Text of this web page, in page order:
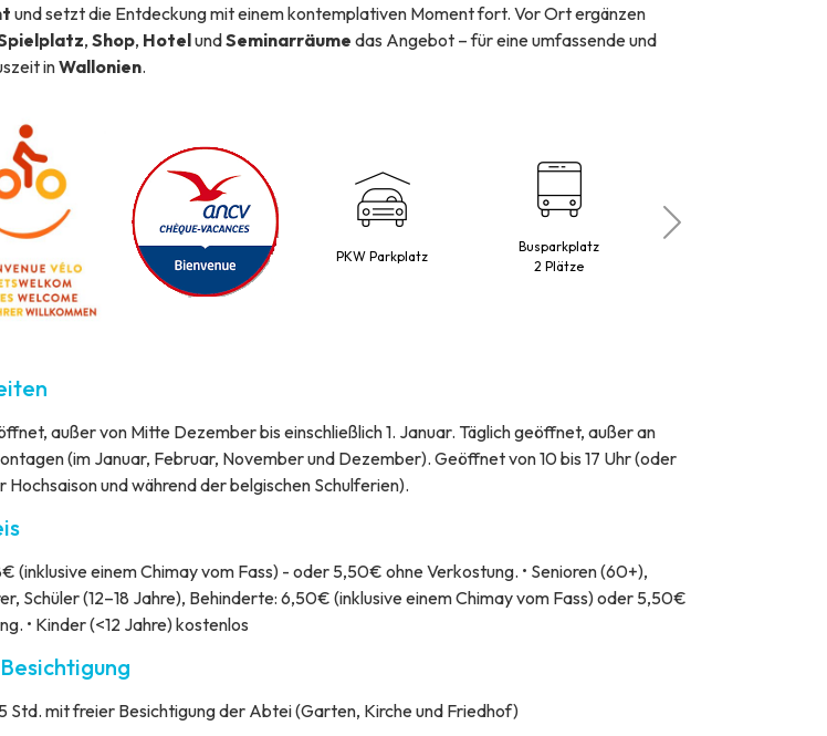
und setzt die Entdeckung mit einem kontemplativen Moment fort. Vor Ort ergänzen
, Shop, HotelundSeminarräume das Angebot – für eine umfassende und
inWallonien.
PKW Parkplatz
Busparkplatz
2 Plätze
außer von Mitte Dezember bis einschließlich 1. Januar. Täglich geöffnet, außer an
(im Januar, Februar, November und Dezember). Geöffnet von 10 bis 17 Uhr (oder
Hochsaison und während der belgischen Schulferien).
(inklusive einem Chimay vom Fass) - oder 5,50€ ohne Verkostung. • Senioren (60+),
Schüler (12–18 Jahre), Behinderte: 6,50€ (inklusive einem Chimay vom Fass) oder 5,50€
• Kinder (<12 Jahre) kostenlos
Std. mit freier Besichtigung der Abtei (Garten, Kirche und Friedhof)